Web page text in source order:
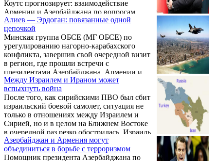
или его изменение является заметным и
знаковым явлением. Бывают и такие
истории, когда в ответ на резкое заявление
партнера приходится реагировать всего
лишь односложной репликой, ...
Коутс прогнозирует: взаимодействие
Армении и Азербайджана по вопросам
урегулирования карабахского конфликта
может перейти в военный конфликт. По
мнению разведчика, аргументом для этого
вывода стоит считать то, что в настоящее
время армянская и азербайджанская сторона
не пришли к компромиссу — в обществах
Армении и Азербайджана есть тенденция к
нарастанию давления.
Алиев — Эрдоган: повязанные одной
цепочкой
Минская группа ОБСЕ (МГ ОБСЕ) по
урегулированию нагорно-карабахского
конфликта, завершив свой очередной визит
в регион, где прошли встречи с
президентами Азербайджана, Армении и
непризнанной Нагорно-Карабахской
Республики в Степанакерте, выступила с
призывом к конфликтующим сторонам
«предпринять дополнительные шаги по
снижению напряженности, как это было
согласовано в Женеве, и соблюдать режим
прекращения огня». Это банальные
штампованные фразы. Но есть и другие,
содержащие важные нюансы.
Между Израилем и Ираном может
вспыхнуть война
После того, как сирийскими ПВО был сбит
израильский боевой самолет, ситуация не
только в отношениях между Израилем и
Сирией, но и в целом на Ближнем Востоке
в очередной раз резко обострилась. Израиль
заявил, что его авиация нанесла удары по
территории Сирии после того, как
«иранский» беспилотник перелетел через
Азербайджан и Армения могут
объединиться в борьбе с терроризмом
Помощник президента Азербайджана по